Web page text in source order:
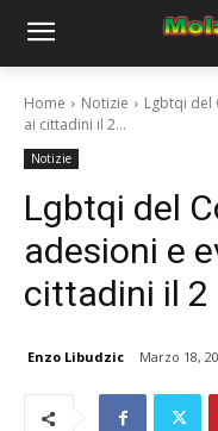
Home Notizie
Lgbtqi del
ai cittadini il 2...
Notizie
Lgbtqi del
adesioni e
cittadini il 2
Enzo Libudzic Marzo 18,